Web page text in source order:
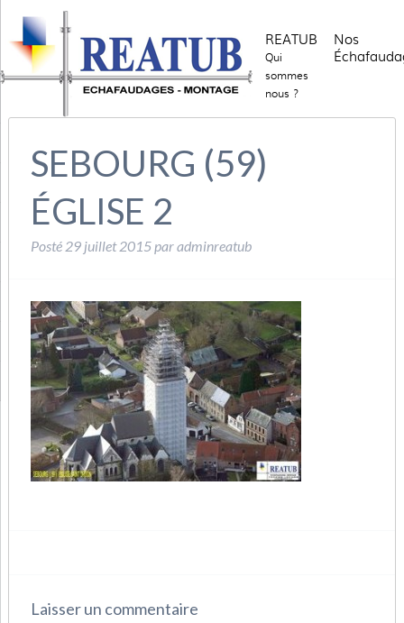
REATUB
Qui
sommes
nous ?
Nos
SEBOURG (59)
ÉGLISE 2
Posté 29 juillet 2015paradminreatub
Laisser un commentaire